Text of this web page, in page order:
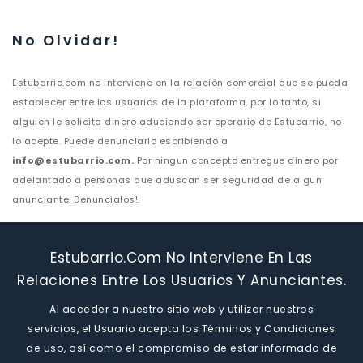
No Olvidar!
Estubarrio.com no interviene en la relación comercial que se pueda
establecer entre los usuarios de la plataforma, por lo tanto, si
alguien le solicita dinero aduciendo ser operario de Estubarrio, no
lo acepte. Puede denunciarlo escribiendo a
info@estubarrio.com. Por ningun concepto entregue dinero por
adelantado a personas que aduscan ser seguridad de algun
anunciante. Denuncialos!.
Estubarrio.com No Interviene En Las
Relaciones Entre Los Usuarios Y Anunciantes.
Al acceder a nuestro sitio web y utilizar nuestros
servicios, el Usuario acepta los Términos y Condiciones
de uso, así como el compromiso de estar informado de